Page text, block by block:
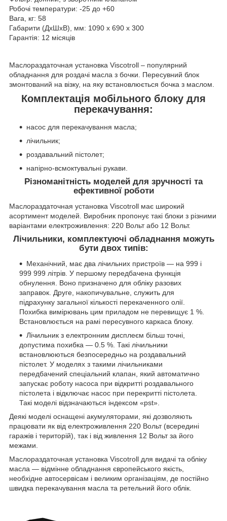
Робочі температури: -25 до +60
Вага, кг: 58
Габарити (ДхШхВ), мм: 1090 х 690 х 300
Гарантія: 12 місяців
Маслораздаточная установка Viscotroll – популярний
обладнання для роздачі масла з бочки. Пересувний блок
змонтований на візку, на яку встановлюється бочка з маслом.
Комплектація мобільного блоку для
перекачування:
насос для перекачування масла;
лічильник;
роздавальний пістолет;
напірно-всмоктувальні рукави.
Різноманітність моделей для зручності та
ефективної роботи
Маслораздаточная установка Viscotroll має широкий
асортимент моделей. Виробник пропонує такі блоки з різними
варіантами електроживлення: 220 Вольт або 12 Вольт.
Лічильники, комплектуючі обладнання можуть
бути двох типів:
Механічний, має два лічильних пристроїв — на 999 і
999 999 літрів. У першому передбачена функція
обнулення. Воно призначено для обліку разових
заправок. Друге, накопичувальне, служить для
підрахунку загальної кількості перекаченного олії.
Похибка вимірювань цим приладом не перевищує 1 %.
Встановлюється на рамі пересувного каркаса блоку.
Лічильник з електронним дисплеєм більш точні,
допустима похибка — 0.5 %. Такі лічильники
встановлюються безпосередньо на роздавальний
пістолет. У моделях з такими лічильниками
передбачений спеціальний клапан, який автоматично
запускає роботу насоса при відкритті роздавального
пістолета і відключає насос при перекритті пістолета.
Такі моделі відзначаються індексом «pst».
Деякі моделі оснащені акумуляторами, які дозволяють
працювати як від електроживлення 220 Вольт (всередині
гаражів і територій), так і від живлення 12 Вольт за його
межами.
Маслораздаточная установка Viscotroll для видачі та обліку
масла — відмінне обладнання європейського якість,
необхідне автосервісам і великим організаціям, де постійно
швидка перекачування масла та ретельний його облік.